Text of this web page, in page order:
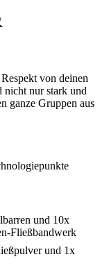
von deinen
nicht nur stark und
ganze Gruppen aus
und 10x
Fließbandwerk
und 1x